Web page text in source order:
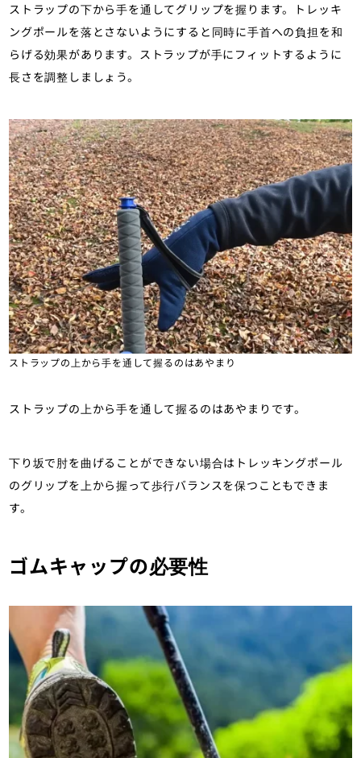
ストラップの下から手を通してグリップを握ります。トレッキ
ングポールを落とさないようにすると同時に手首への負担を和
らげる効果があります。ストラップが手にフィットするように
長さを調整しましょう。
ストラップの上から手を通して握るのはあやまり
ストラップの上から手を通して握るのはあやまりです。
下り坂で肘を曲げることができない場合はトレッキングポール
のグリップを上から握って歩行バランスを保つこともできま
す。
ゴムキャップの必要性